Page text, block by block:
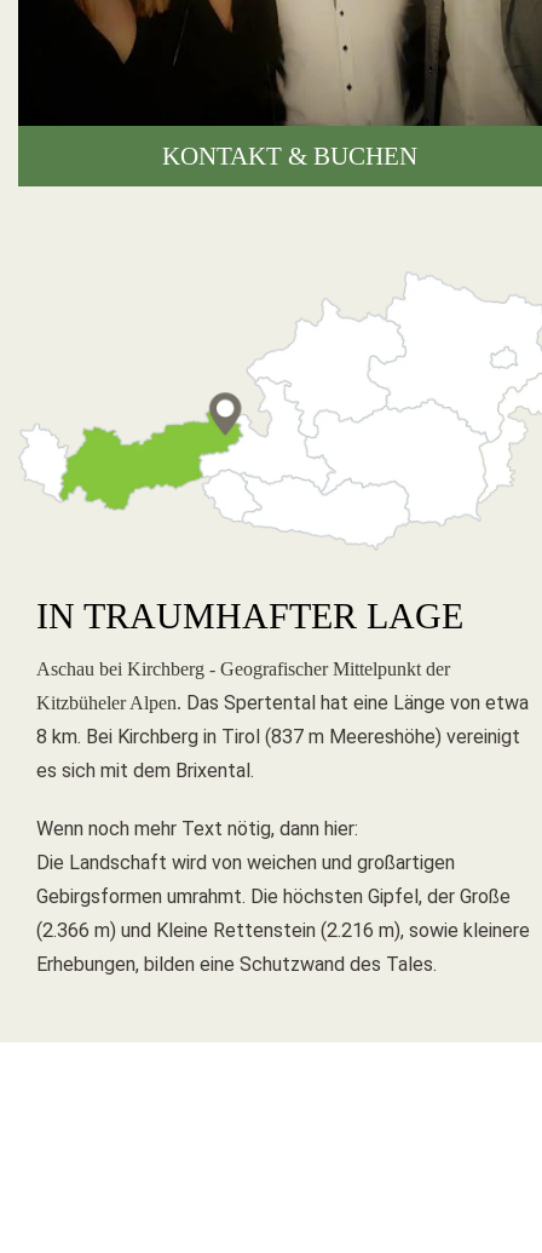
KONTAKT & BUCHEN
IN TRAUMHAFTER LAGE
Aschau bei Kirchberg - Geografischer Mittelpunkt der
Kitzbüheler Alpen. Das Spertental hat eine Länge von etwa
8 km. Bei Kirchberg in Tirol (837 m Meereshöhe) vereinigt
es sich mit dem Brixental.
Wenn noch mehr Text nötig, dann hier:
Die Landschaft wird von weichen und großartigen
Gebirgsformen umrahmt. Die höchsten Gipfel, der Große
(2.366 m) und Kleine Rettenstein (2.216 m), sowie kleinere
Erhebungen, bilden eine Schutzwand des Tales.